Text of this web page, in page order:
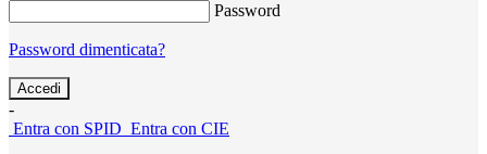
Password
Password dimenticata?
-
Entra con SPID Entra con CIE